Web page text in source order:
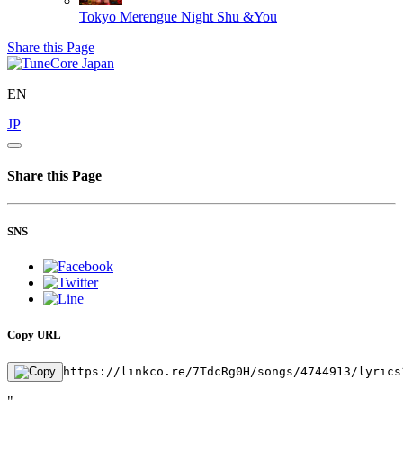
Tokyo Merengue Night Shu &You
Share this Page
EN
JP
Share this Page
SNS
Copy URL
https://linkco.re/7TdcRg0H/songs/4744913/
"